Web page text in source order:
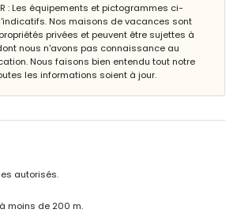
admis
l'hébergement dispose d'un ascenseur.
adapté pour les familles avec enfants
privés inclus dans le prix de location
privés en supplément
(sur demande)
: Les équipements et pictogrammes ci-
Nos maisons de vacances sont
privées et peuvent être sujettes à
nous n'avons pas connaissance au
Nous faisons bien entendu tout notre
les informations soient à jour.
autorisés.
moins de 200 m.